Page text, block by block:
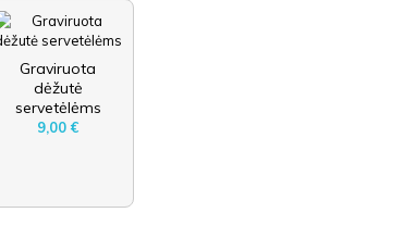
Graviruota
dėžutė
servetėlėms
9,00 €